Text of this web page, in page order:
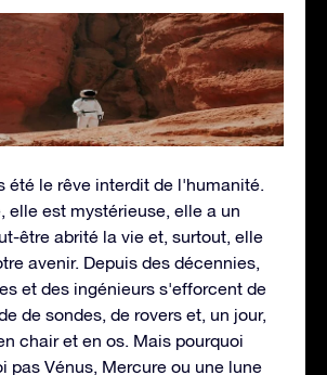
été le rêve interdit de l'humanité.
elle est mystérieuse, elle a un
être abrité la vie et, surtout, elle
avenir. Depuis des décennies,
et des ingénieurs s'efforcent de
de sondes, de rovers et, un jour,
chair et en os. Mais pourquoi
pas Vénus, Mercure ou une lune